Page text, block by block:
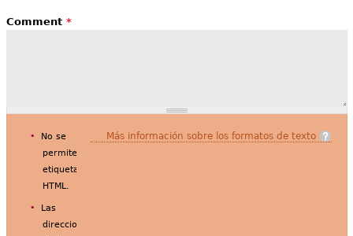
Comment *
Más información sobre los formatos de texto
No se
permiten
etiquetas
HTML.
Las
direcciones